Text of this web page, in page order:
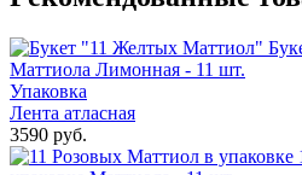
Маттиола Лимонная - 11 шт.
Упаковка
Лента атласная
3590 руб.